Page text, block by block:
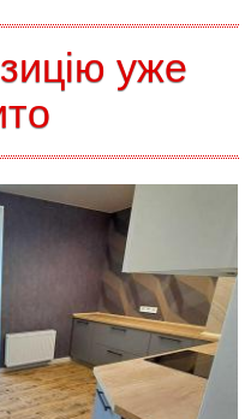
уже